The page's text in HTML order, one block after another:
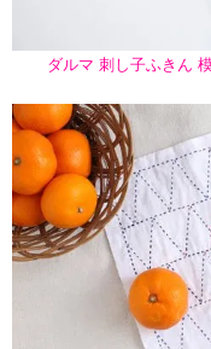
ダルマ 刺し子ふきん